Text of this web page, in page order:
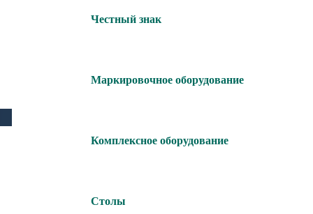
Честный знак
Маркировочное оборудование
Комплексное оборудование
Столы